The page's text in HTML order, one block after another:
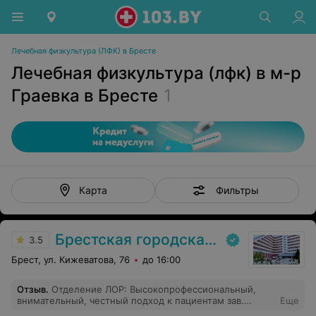
Лечебная физкультура (ЛФК) в Бресте
Лечебная физкультура (лфк) в м-р
Граевка в Бресте 1
Карта Фильтры
3.5 Брестская городская больница № 1
Брест, ул. Кижеватова, 76 до 16:00
Отзыв. Отделение ЛОР: Высокопрофессиональный,
внимательный, честный подход к пациентам зав.
Еще